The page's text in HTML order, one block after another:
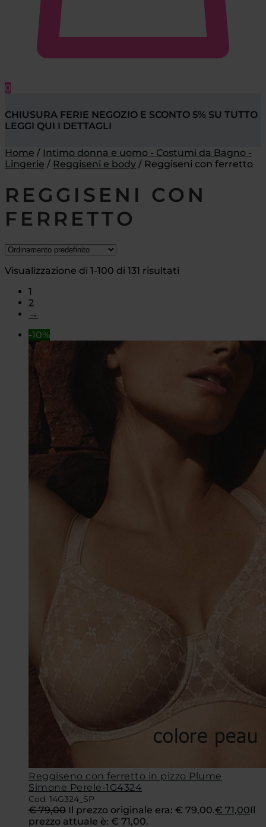
0
CHIUSURA FERIE NEGOZIO E SCONTO 5% SU TUTTO
LEGGI QUI I DETTAGLI
Home / Intimo donna e uomo - Costumi da Bagno -
Lingerie / Reggiseni e body / Reggiseni con ferretto
REGGISENI CON
FERRETTO
Visualizzazione di 1-100 di 131 risultati
1
2
→
-10%
Reggiseno con ferretto in pizzo Plume
Simone Perele-1G4324
Cod. 14G324_SP
€79,00 Il prezzo originale era: € 79,00.€ 71,00Il
prezzo attuale è: € 71,00.